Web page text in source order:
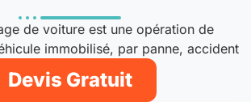
de voiture est une opération de
immobilisé, par panne, accident
mise en fourrière, vers..
Devis Gratuit